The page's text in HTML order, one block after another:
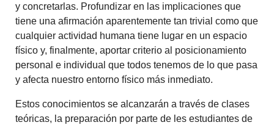
y concretarlas. Profundizar en las implicaciones que
tiene una afirmación aparentemente tan trivial como que
cualquier actividad humana tiene lugar en un espacio
físico y, finalmente, aportar criterio al posicionamiento
personal e individual que todos tenemos de lo que pasa
y afecta nuestro entorno físico más inmediato.
Estos conocimientos se alcanzarán a través de clases
teóricas, la preparación por parte de les estudiantes de